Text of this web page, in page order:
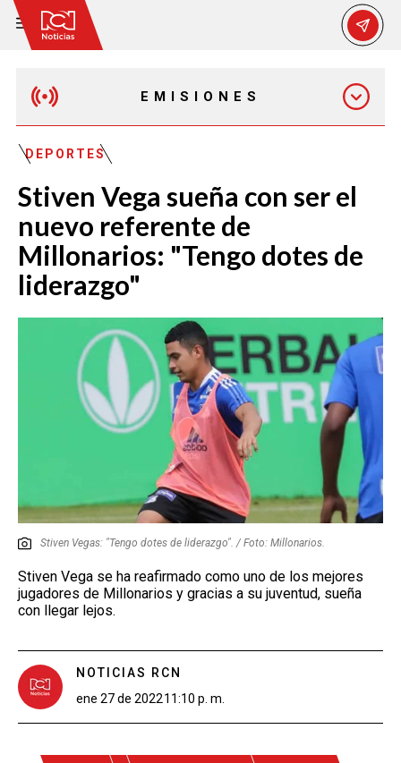
EMISIONES
EMISIÓN 7:00 PM
DEPORTES
Stiven Vega sueña con ser el
nuevo referente de
Millonarios: "Tengo dotes de
liderazgo"
Stiven Vegas: "Tengo dotes de liderazgo". / Foto: Millonarios.
Stiven Vega se ha reafirmado como uno de los mejores
jugadores de Millonarios y gracias a su juventud, sueña
con llegar lejos.
NOTICIAS RCN
ene 27 de 202211:10 p. m.